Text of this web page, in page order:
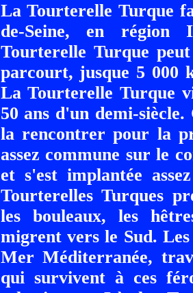
La Tourterelle Turque
de-Seine, en région
Tourterelle Turque
parcourt, jusque 5 000
La Tourterelle Turque
50 ans d'un demi-siècle.
la rencontrer pour la
assez commune sur le
et s'est implantée
Tourterelles Turques
les bouleaux, les
migrent vers le Sud.
Mer Méditerranée,
qui survivent à ces